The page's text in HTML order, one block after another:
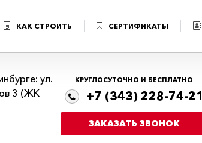
КАК СТРОИТЬ СЕРТИФИКАТЫ
ул.
3 (ЖК
КРУГЛОСУТОЧНО И БЕСПЛАТНО
+7 (343) 228-74-21
ЗАКАЗАТЬ ЗВОНОК